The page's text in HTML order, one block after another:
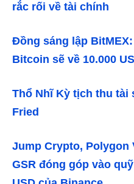
rắc rối về tài chính
Đồng sáng lập
Bitcoin sẽ về 10.000
Thổ Nhĩ Kỳ tịch thu tài
Fried
Jump Crypto, Polygon
GSR đóng góp vào